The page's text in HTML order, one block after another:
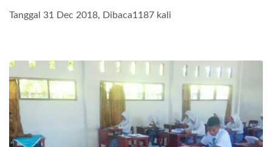
Tanggal 31 Dec 2018, Dibaca1187 kali